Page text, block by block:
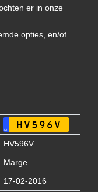
er in onze
opties, en/of
NL HV596V
HV596V
Marge
17-02-2016